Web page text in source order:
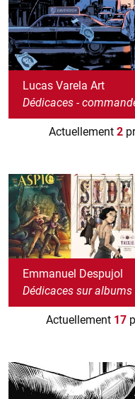
Lucas Varela Art
Dédicaces -
Actuellement 2
Emmanuel Despujol
Dédicaces sur albums
Actuellement 17